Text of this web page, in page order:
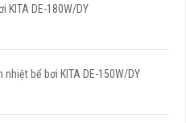
KITA DE-180W/DY
bể bơi KITA DE-150W/DY